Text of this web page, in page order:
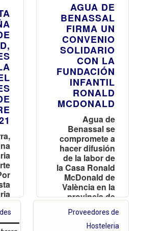
a
AGUA DE
BENASSAL
FIRMA UN
CONVENIO
SOLIDARIO
CON LA
FUNDACIÓN
INFANTIL
RONALD
MCDONALD
Agua de
Benassal se
compromete a
hacer difusión
de la labor de
la Casa Ronald
McDonald de
València en la
provincia de
Castellón
Proveedores de
Hosteleria